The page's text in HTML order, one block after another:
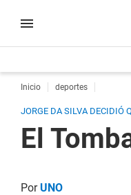
Inicio deportes
JORGE DA SILVA DECIDIÓ
El
PorUNO